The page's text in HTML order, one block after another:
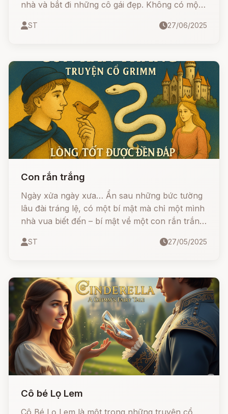
nhà và bắt đi những cô gái đẹp. Không có một
cô nào trở về.
ST 27/06/2025
Con rắn trắng
Ngày xửa ngày xưa… Ẩn sau những bức tường
lâu đài tráng lệ, có một bí mật mà chỉ một mình
nhà vua biết đến – bí mật về một con rắn trắng
trẻ bước vào hành trình phi thường...
ST 27/05/2025
Cô bé Lọ Lem
Cô Bé Lọ Lem là một trong những truyện cổ